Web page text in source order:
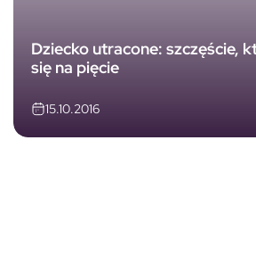
Dziecko utracone: szczęście,
się na pięcie
15.10.2016